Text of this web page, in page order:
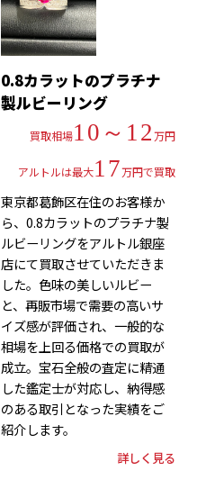
0.8カラットのプラチナ
製ルビーリング
買取相場10～12万円
アルトルは最大17万円で買取
東京都葛飾区在住のお客様か
ら、0.8カラットのプラチナ製
ルビーリングをアルトル銀座
店にて買取させていただきま
した。色味の美しいルビー
と、再販市場で需要の高いサ
イズ感が評価され、一般的な
相場を上回る価格での買取が
成立。宝石全般の査定に精通
した鑑定士が対応し、納得感
のある取引となった実績をご
紹介します。
詳しく見る